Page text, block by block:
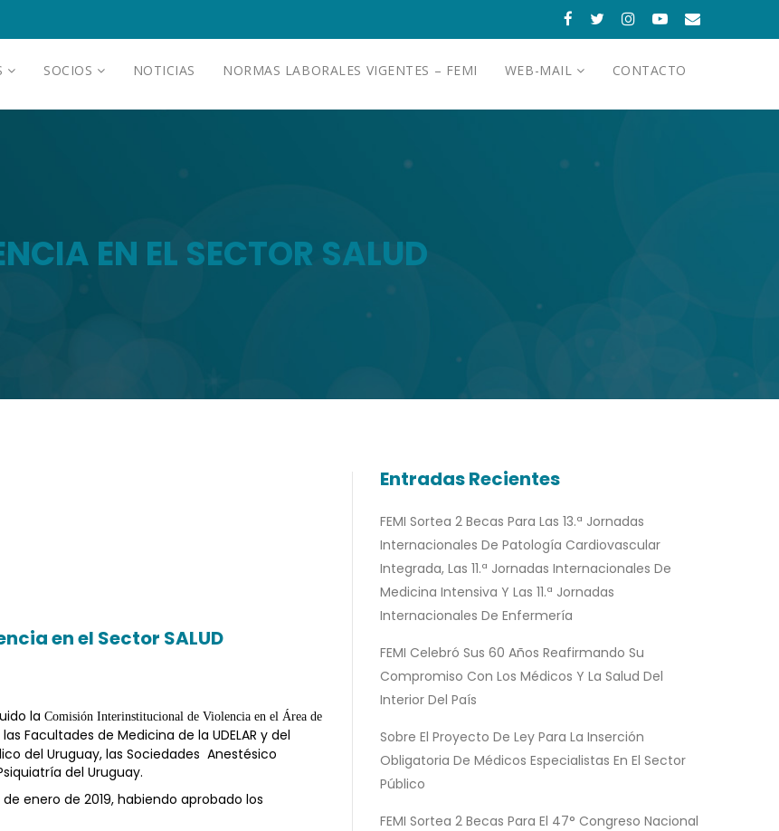
SOCIOS NOTICIAS NORMAS LABORALES VIGENTES – FEMI WEB-MAIL CONTACTO
EN EL SECTOR SALUD
en el Sector SALUD
la Comisión Interinstitucional de Violencia en el Área de
Facultades de Medicina de la UDELAR y del
del Uruguay, las Sociedades Anestésico
del Uruguay.
enero de 2019, habiendo aprobado los
Entradas Recientes
FEMI Sortea 2 Becas Para Las 13.ª Jornadas
Internacionales De Patología Cardiovascular
Integrada, Las 11.ª Jornadas Internacionales De
Medicina Intensiva Y Las 11.ª Jornadas
Internacionales De Enfermería
FEMI Celebró Sus 60 Años Reafirmando Su
Compromiso Con Los Médicos Y La Salud Del
Interior Del País
Sobre El Proyecto De Ley Para La Inserción
Obligatoria De Médicos Especialistas En El Sector
Público
FEMI Sortea 2 Becas Para El 47° Congreso Nacional